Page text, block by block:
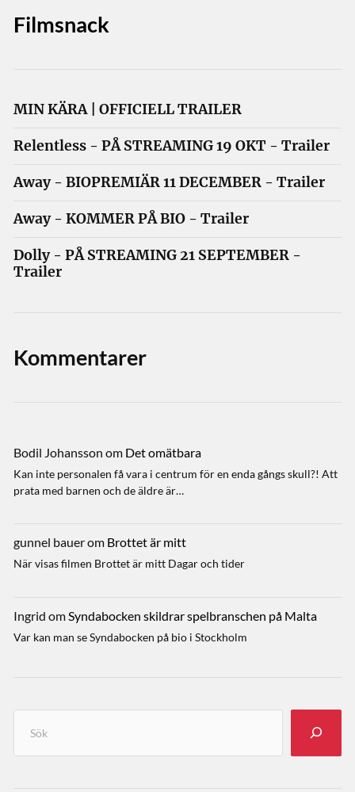
Filmsnack
MIN KÄRA | OFFICIELL TRAILER
Relentless - PÅ STREAMING 19 OKT - Trailer
Away - BIOPREMIÄR 11 DECEMBER - Trailer
Away - KOMMER PÅ BIO - Trailer
Dolly - PÅ STREAMING 21 SEPTEMBER -
Trailer
Kommentarer
Bodil Johansson om Det omätbara
Kan inte personalen få vara i centrum för en enda gångs skull?! Att
prata med barnen och de äldre är…
gunnel bauerom Brottet är mitt
När visas filmen Brottet är mitt Dagar och tider
Ingrid omSyndabocken skildrar spelbranschen på Malta
Var kan man se Syndabocken på bio i Stockholm